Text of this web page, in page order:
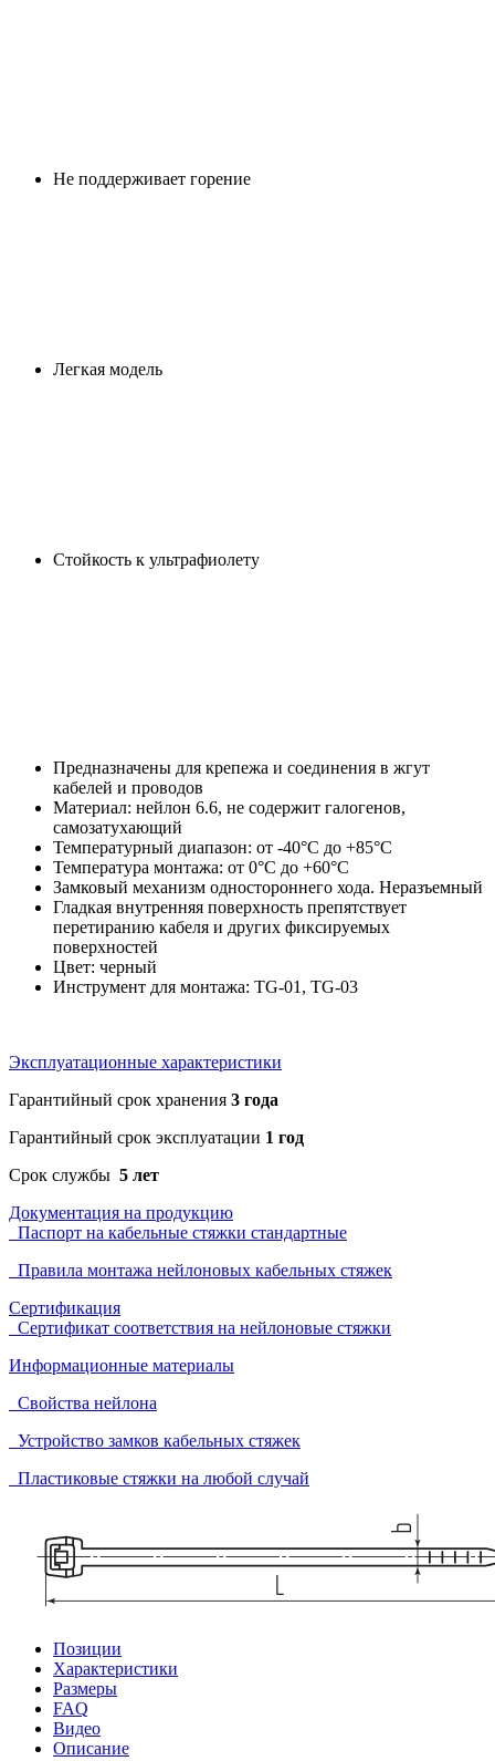
Не поддерживает горение
Легкая модель
Стойкость к ультрафиолету
Предназначены для крепежа и соединения в жгут
кабелей и проводов
Материал: нейлон 6.6, не содержит галогенов,
самозатухающий
Температурный диапазон: от -40°C до +85°C
Температура монтажа: от 0°C до +60°C
Замковый механизм одностороннего хода. Неразъемный
Гладкая внутренняя поверхность препятствует
перетиранию кабеля и других фиксируемых
поверхностей
Цвет: черный
Инструмент для монтажа: TG-01, TG-03
Эксплуатационные характеристики
Гарантийный срок хранения 3 года
Гарантийный срок эксплуатации 1 год
Срок службы 5 лет
Документация на продукцию
Паспорт на кабельные стяжки стандартные
Правила монтажа нейлоновых кабельных стяжек
Сертификация
Сертификат соответствия на нейлоновые стяжки
Информационные материалы
Свойства нейлона
Устройство замков кабельных стяжек
Пластиковые стяжки на любой случай
Позиции
Характеристики
Размеры
FAQ
Видео
Описание